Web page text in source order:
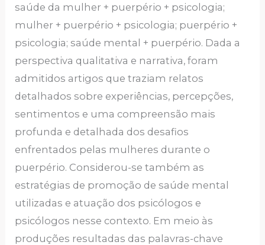
saúde da mulher + puerpério + psicologia;
mulher + puerpério + psicologia; puerpério +
psicologia; saúde mental + puerpério. Dada a
perspectiva qualitativa e narrativa, foram
admitidos artigos que traziam relatos
detalhados sobre experiências, percepções,
sentimentos e uma compreensão mais
profunda e detalhada dos desafios
enfrentados pelas mulheres durante o
puerpério. Considerou-se também as
estratégias de promoção de saúde mental
utilizadas e atuação dos psicólogos e
psicólogos nesse contexto. Em meio às
produções resultadas das palavras-chave